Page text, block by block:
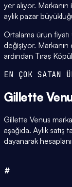
yer alıyor.
aylık pazar
Ortalama ürün
değişiyor. Markanın
ardından Tıraş
EN ÇOK SATAN
Gillette
Gillette Venus
aşağıda. Aylık
dayanarak
#